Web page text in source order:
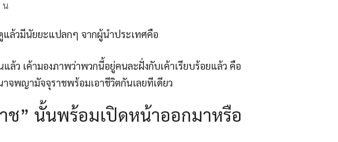
น
ล้วมีนัยยะแปลกๆ จากผู้นำประเทศคือ
ว เค้ามองภาพว่าพวกนี้อยู่คนละฝั่งกับเค้าเรียบร้อยแล้ว คือ
พญามัจจุราชพร้อมเอาชีวิตกันเลยทีเดียว
ช” นั้นพร้อมเปิดหน้าออกมาหรือ